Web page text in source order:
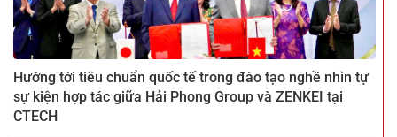
Hướng tới tiêu chuẩn quốc tế trong đào tạo nghề nhìn tự
sự kiện hợp tác giữa Hải Phong Group và ZENKEI tại
CTECH